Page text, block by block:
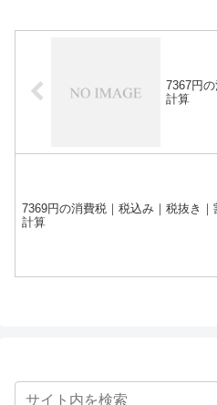
7367円
計算
7369円の消費税｜税込み｜税抜き｜
計算